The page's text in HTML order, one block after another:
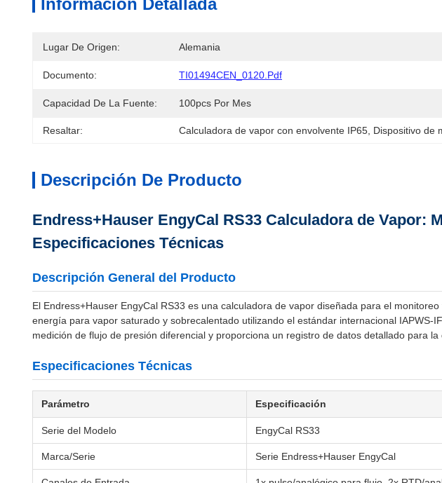
Información Detallada
Lugar De Origen: Alemania
Documento: TI01494CEN_0120.pdf
Capacidad De La Fuente: 100pcs Por Mes
Resaltar: Calculadora de vapor con envolvente IP65 Dispositivo de
Descripción De Producto
Endress+Hauser EngyCal RS33 Calculadora de Vapor:
Especificaciones Técnicas
Descripción General del Producto
El Endress+Hauser EngyCal RS33 es una calculadora de vapor diseñada para el
energía para vapor saturado y sobrecalentado utilizando el estándar internacional
medición de flujo de presión diferencial y proporciona un registro de datos detallado para la
Especificaciones Técnicas
Parámetro Especificación
Serie del Modelo EngyCal RS33
Marca/Serie Serie Endress+Hauser EngyCal